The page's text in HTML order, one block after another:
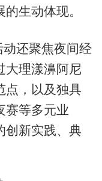
生动体现。
还聚焦夜间经
大理漾濞阿尼
点，以及独具
赛等多元业
创新实践、典